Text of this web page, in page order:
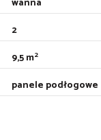
2
9,5 m2
panele podłogowe